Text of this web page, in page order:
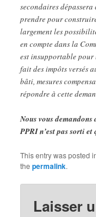
secondaires
prendre pour
largement les
en compte dans la
est insupportable
fait des impôts versés
bâti, mesures
répondre à cette
Nous vous
PPRI n’est pas sorti et
This entry was posted
thepermalink.
Laisser